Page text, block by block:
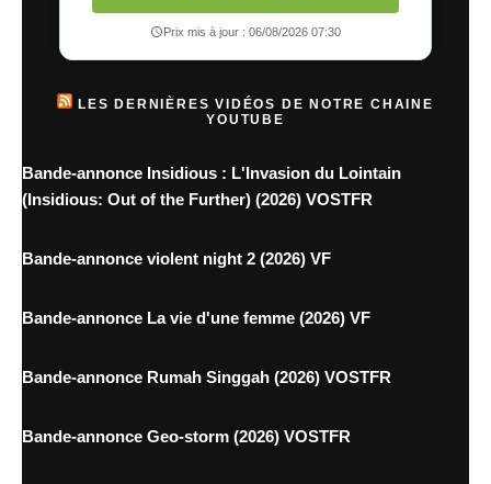
Prix mis à jour : 06/08/2026 07:30
LES DERNIÈRES VIDÉOS DE NOTRE CHAINE
YOUTUBE
Bande-annonce Insidious : L'Invasion du Lointain
(Insidious: Out of the Further) (2026) VOSTFR
Bande-annonce violent night 2 (2026) VF
Bande-annonce La vie d'une femme (2026) VF
Bande-annonce Rumah Singgah (2026) VOSTFR
Bande-annonce Geo-storm (2026) VOSTFR